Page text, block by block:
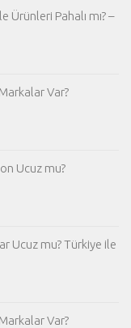
Pahalı mı? –
Var?
Ucuz mu?
Ucuz mu? Türkiye ile
Var?